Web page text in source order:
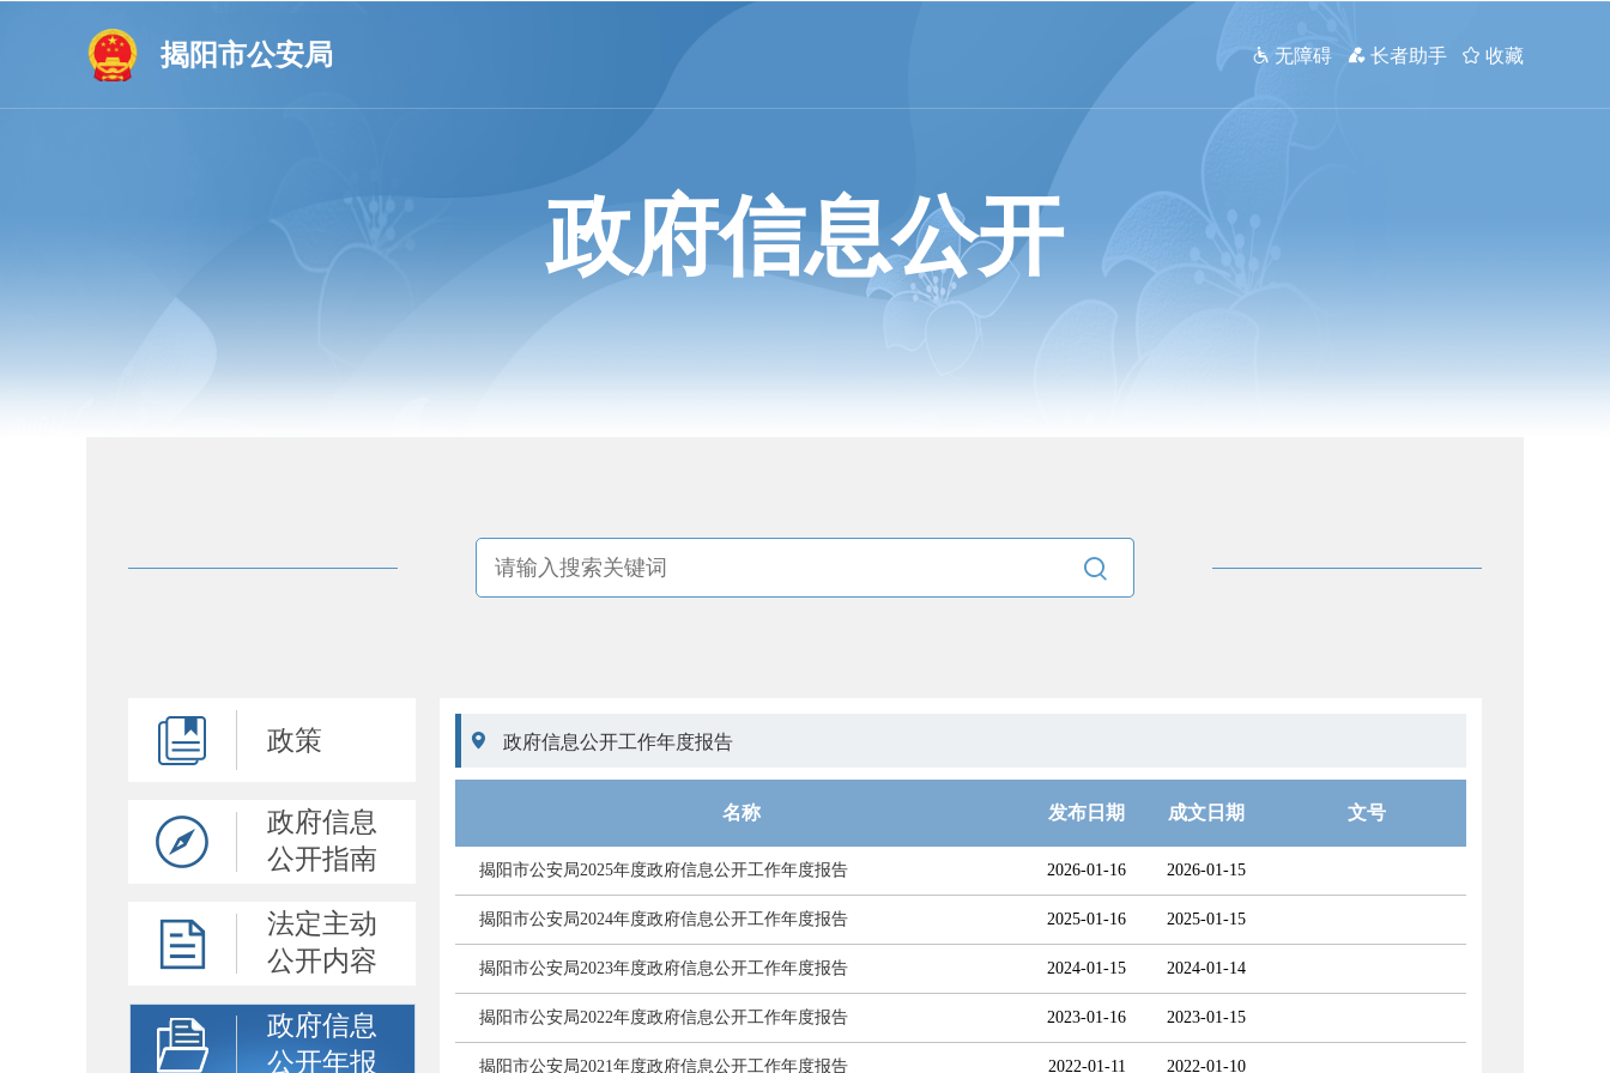
揭阳市公安局  无障碍  长者助手  收藏
政府信息公开

政策
政府信息
公开指南
法定主动
公开内容
政府信息
公开年报
 政府信息公开工作年度报告
名称 发布日期 成文日期 文号
揭阳市公安局2025年度政府信息公开工作年度报告 2026-01-16 2026-01-15
揭阳市公安局2024年度政府信息公开工作年度报告 2025-01-16 2025-01-15
揭阳市公安局2023年度政府信息公开工作年度报告 2024-01-15 2024-01-14
揭阳市公安局2022年度政府信息公开工作年度报告 2023-01-16 2023-01-15
揭阳市公安局2021年度政府信息公开工作年度报告 2022-01-11 2022-01-10